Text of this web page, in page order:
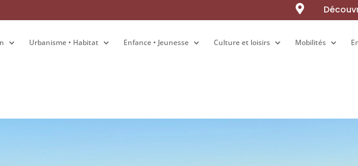

Urbanisme • Habitat Enfance • Jeunesse Culture et loisirs Mobilités
Urbanisme • Habitat Enfance • Jeunesse Culture et loisirs Mobilités